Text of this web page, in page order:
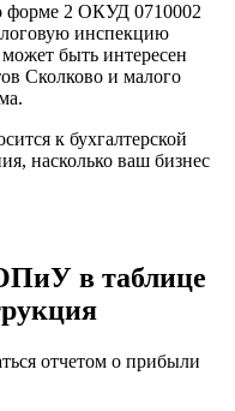
форме 2 ОКУД 0710002
инспекцию
быть интересен
Сколково и малого
к бухгалтерской
насколько ваш бизнес
в таблице
отчетом о прибыли